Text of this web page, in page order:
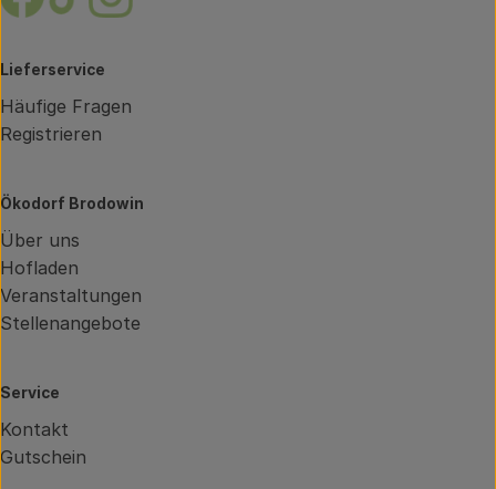
Lieferservice
Häufige Fragen
Registrieren
Ökodorf Brodowin
Über uns
Hofladen
Veranstaltungen
Stellenangebote
Service
Kontakt
Gutschein